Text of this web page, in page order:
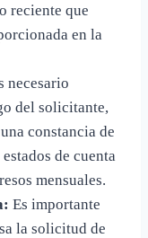
reciente que
en la
necesario
del solicitante,
constancia de
de cuenta
mensuales.
Es importante
la solicitud de